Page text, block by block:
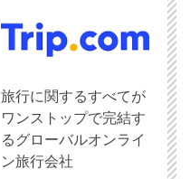
旅行に関するすべてが
ワンストップで完結す
るグローバルオンライ
ン旅行会社